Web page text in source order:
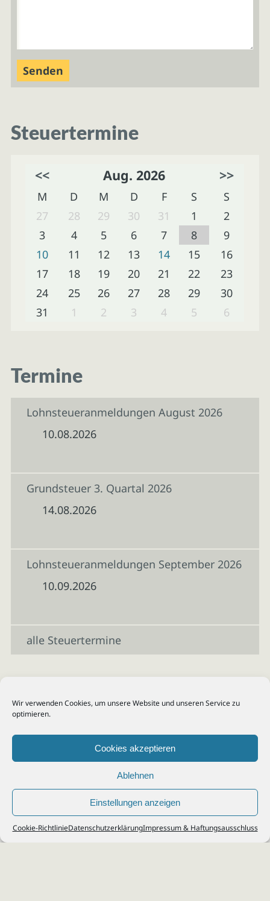
Wir verwenden Cookies, um unsere Website und unseren Service zu
optimieren.
Cookies akzeptieren
Ablehnen
Einstellungen anzeigen
Cookie-RichtlinieDatenschutzerklärungImpressum & Haftungsausschluss
Steuertermine
<< Aug. 2026 >>
M D M D F S
S
27
28 29 30 31 1
2
3
4 5 6 7 8
9
10
11 12 13 14 15
16
17
18 19 20 21 22
23
24
25 26 27 28 29
30
31
1 2 3 4 5 6
Termine
Lohnsteueranmeldungen August 2026
10.08.2026
Grundsteuer 3. Quartal 2026
14.08.2026
Lohnsteueranmeldungen September 2026
10.09.2026
alle Steuertermine
© 2026Steuerberater Kempf, Köln - Steuerberatung Poll, Porz, Deutz, Mülheim,